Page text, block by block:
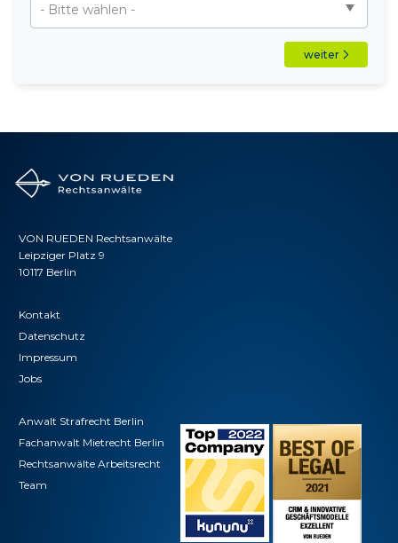
weiter
VON RUEDEN Rechtsanwälte
Leipziger Platz 9
10117 Berlin
Kontakt
Datenschutz
Impressum
Jobs
Anwalt Strafrecht Berlin
Fachanwalt Mietrecht Berlin
Rechtsanwälte Arbeitsrecht
Team